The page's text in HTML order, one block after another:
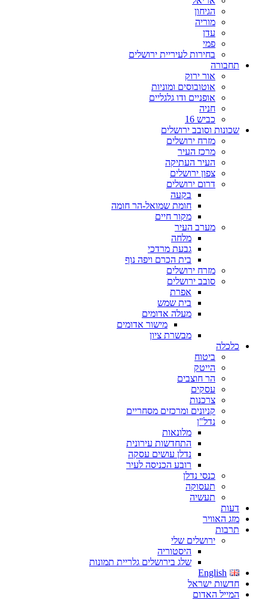
הגיחון
מוריה
עדן
פמי
בחירות לעיריית ירושלים
תחבורה
אור ירוק
אוטובוסים ומוניות
אופניים ודו גלגליים
חניה
כביש 16
שכונות וסובב ירושלים
מזרח ירושלים
מרכז העיר
העיר העתיקה
צפון ירושלים
דרום ירושלים
בקעה
חומת שמואל-הר חומה
מקור חיים
מערב העיר
מלחה
גבעת מרדכי
בית הכרם ויפה נוף
מזרח ירושלים
סובב ירושלים
אפרת
בית שמש
מעלה אדומים
מישור אדומים
מבשרת ציון
כלכלה
ביטוח
הייטק
הר חוצבים
עסקים
צרכנות
קניונים ומרכזים מסחריים
נדל"ן
מלונאות
התחדשות עירונית
נדלן עושים עסקה
רובע הכניסה לעיר
כנסי נדלן
תעסוקה
תעשיה
דעות
מזג האוויר
תרבות
ירושלים שלי
היסטוריה
שלג בירושלים גלריית תמונות
English
חדשות ישראל
המייל האדום